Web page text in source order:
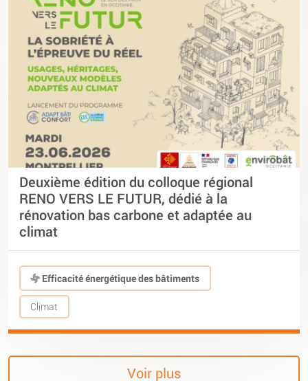
Deuxième édition du colloque régional
RENO VERS LE FUTUR, dédié à la
rénovation bas carbone et adaptée au
climat
Efficacité énergétique des bâtiments
Climat
Voir plus